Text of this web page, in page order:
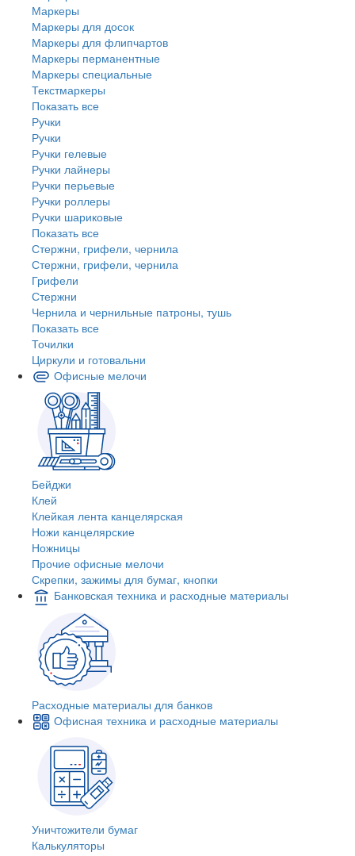
Маркеры
Маркеры для досок
Маркеры для флипчартов
Маркеры перманентные
Маркеры специальные
Текстмаркеры
Показать все
Ручки
Ручки
Ручки гелевые
Ручки лайнеры
Ручки перьевые
Ручки роллеры
Ручки шариковые
Показать все
Стержни, грифели, чернила
Стержни, грифели, чернила
Грифели
Стержни
Чернила и чернильные патроны, тушь
Показать все
Точилки
Циркули и готовальни
Офисные мелочи
Бейджи
Клей
Клейкая лента канцелярская
Ножи канцелярские
Ножницы
Прочие офисные мелочи
Скрепки, зажимы для бумаг, кнопки
Банковская техника и расходные материалы
Расходные материалы для банков
Офисная техника и расходные материалы
Уничтожители бумаг
Калькуляторы